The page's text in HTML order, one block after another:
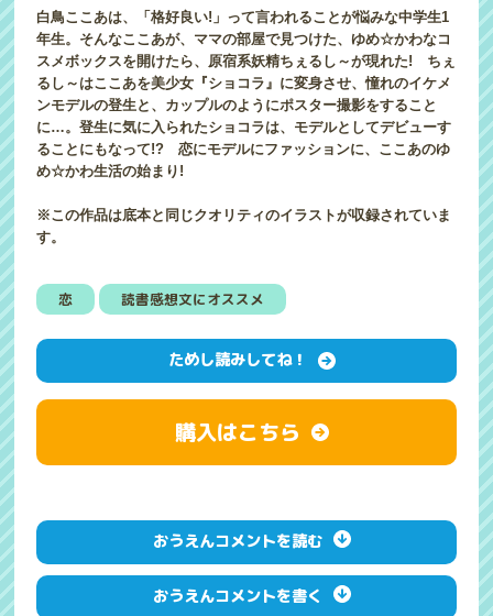
白鳥ここあは、「格好良い!」って言われることが悩みな中学生1
年生。そんなここあが、ママの部屋で見つけた、ゆめ☆かわなコ
スメボックスを開けたら、原宿系妖精ちぇるし～が現れた! ちぇ
るし～はここあを美少女『ショコラ』に変身させ、憧れのイケメ
ンモデルの登生と、カップルのようにポスター撮影をすること
に…。登生に気に入られたショコラは、モデルとしてデビューす
ることにもなって!? 恋にモデルにファッションに、ここあのゆ
め☆かわ生活の始まり!
※この作品は底本と同じクオリティのイラストが収録されていま
す。
恋 読書感想文にオススメ
ためし読みしてね！
購入はこちら
おうえんコメントを読む
おうえんコメントを書く